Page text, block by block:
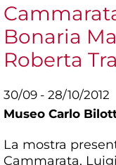
Bonaria
Roberta
30/09 - 28/10/2012
Museo Carlo
La mostra
Cammarata,